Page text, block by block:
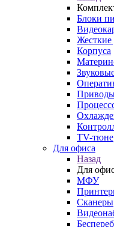
Блоки
Жесткие
Корпуса
TV-
Для офиса
Назад
Для
МФУ
Сканеры